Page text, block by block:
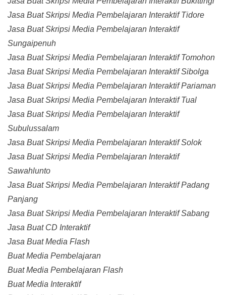
Jasa Buat Skripsi Media Pembelajaran Interaktif Tidore
Jasa Buat Skripsi Media Pembelajaran Interaktif
Sungaipenuh
Jasa Buat Skripsi Media Pembelajaran Interaktif Tomohon
Jasa Buat Skripsi Media Pembelajaran Interaktif Sibolga
Jasa Buat Skripsi Media Pembelajaran Interaktif Pariaman
Jasa Buat Skripsi Media Pembelajaran Interaktif Tual
Jasa Buat Skripsi Media Pembelajaran Interaktif
Subulussalam
Jasa Buat Skripsi Media Pembelajaran Interaktif Solok
Jasa Buat Skripsi Media Pembelajaran Interaktif
Sawahlunto
Jasa Buat Skripsi Media Pembelajaran Interaktif Padang
Panjang
Jasa Buat Skripsi Media Pembelajaran Interaktif Sabang
Jasa Buat CD Interaktif
Jasa Buat Media Flash
Buat Media Pembelajaran
Buat Media Pembelajaran Flash
Buat Media Interaktif